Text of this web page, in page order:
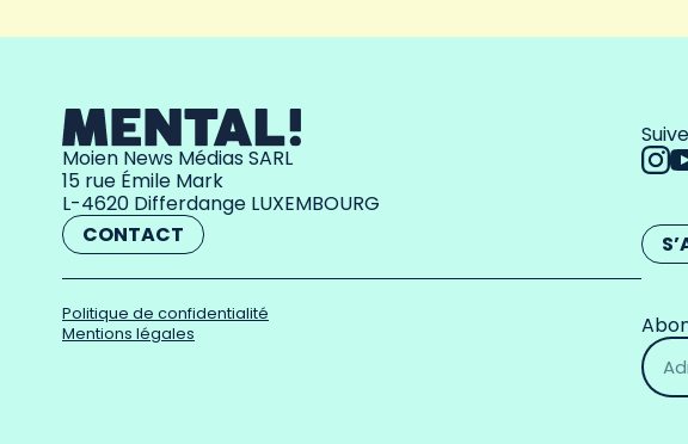
Moien News Médias SARL
15 rue Émile Mark
L-4620 Differdange LUXEMBOURG
CONTACT
Politique de confidentialité
Mentions légales
*